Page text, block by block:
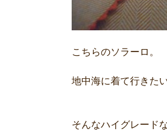
こちらのソラーロ。
地中海に着て行きた
そんなハイグレード